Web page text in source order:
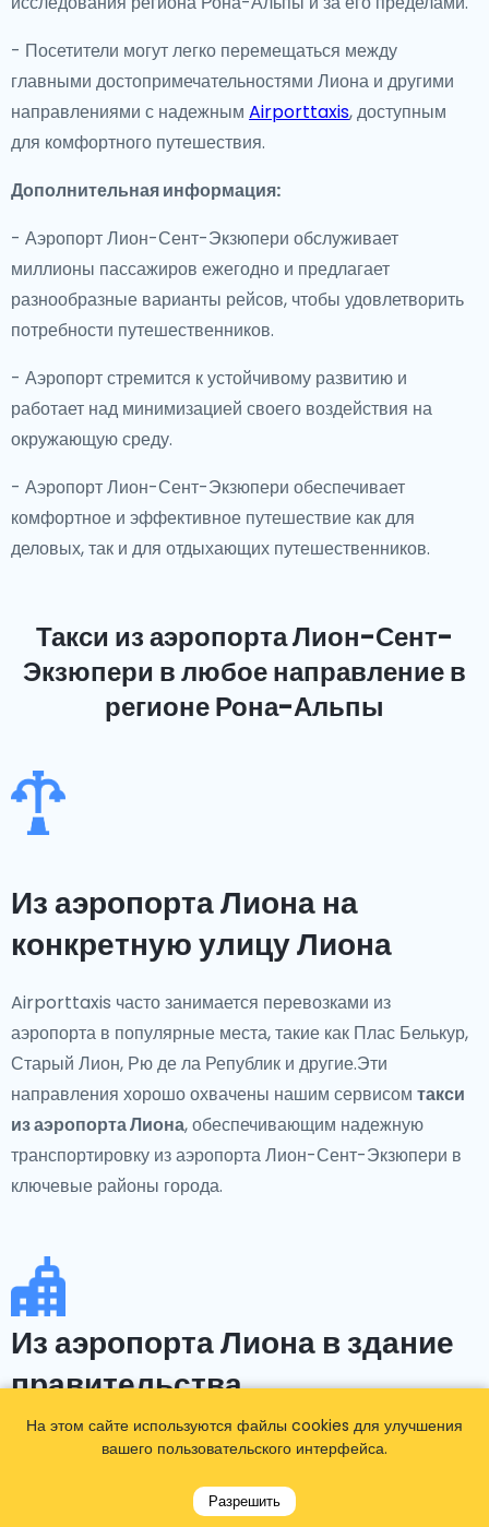
- Посетители могут легко перемещаться между
главными достопримечательностями Лиона и другими
направлениями с надежным Airporttaxis, доступным
для комфортного путешествия.
Дополнительная информация:
- Аэропорт Лион-Сент-Экзюпери обслуживает
миллионы пассажиров ежегодно и предлагает
разнообразные варианты рейсов, чтобы удовлетворить
потребности путешественников.
- Аэропорт стремится к устойчивому развитию и
работает над минимизацией своего воздействия на
окружающую среду.
- Аэропорт Лион-Сент-Экзюпери обеспечивает
комфортное и эффективное путешествие как для
деловых, так и для отдыхающих путешественников.
Такси из аэропорта Лион-Сент-
Экзюпери в любое направление в
регионе Рона-Альпы
Из аэропорта Лиона на
конкретную улицу Лиона
Airporttaxis часто занимается перевозками из
аэропорта в популярные места, такие как Плас Белькур,
Старый Лион, Рю де ла Републик и другие.Эти
направления хорошо охвачены нашим сервисом такси
из аэропорта Лиона, обеспечивающим надежную
транспортировку из аэропорта Лион-Сент-Экзюпери в
ключевые районы города.
Из аэропорта Лиона в здание
правительства
Нужен транспорт доздания правительстваили
включают Отель де Виль (Ратуша), Префектуру Рона и
На этом сайте используются файлы cookies для улучшения
вашего пользовательского интерфейса.
Разрешить